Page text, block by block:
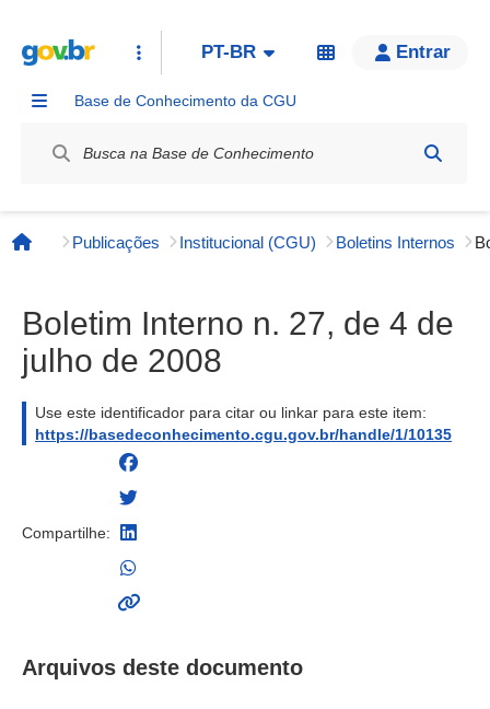
PT-BR Entrar
Base de Conhecimento da CGU
Página inicial
Publicações Institucional (CGU) Boletins Internos
Boletim Interno n. 27, de 4 de
julho de 2008
Use este identificador para citar ou linkar para este item:
https://basedeconhecimento.cgu.gov.br/handle/1/10135
Compartilhe:
Arquivos deste documento